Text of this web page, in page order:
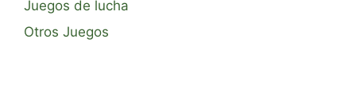
Juegos de lucha
Otros Juegos